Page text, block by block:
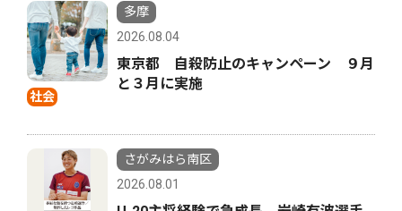
社会
多摩
2026.08.04
東京都 自殺防止のキャンペーン ９月
と３月に実施
さがみはら南区
2026.08.01